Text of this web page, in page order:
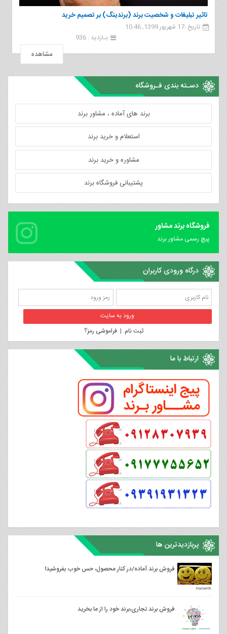
تاثیر تبلیغات و شخصیت برند (برندینگ) بر تصمیم خرید
تاریخ :17 شهریور 1399, 10:46
بـازدید : 936
مشاهده
دسـته بندی فـروشگاه
برند های آماده ، مشاور برند
استعلام و خرید برند
مشاوره و خرید برند
پشتیبانی فروشگاه برند
فروشگاه برند مشاور
پیچ رسمی مشاور برند
درگاه ورودی کاربران
ثبت نام |فراموشی رمز؟
ارتباط با ما
پربازدیدترین ها
فروش برند آماده/در کنار محصول، حس خوب بفروشید!
فروش برند تجاری،برند خود را از ما بخرید